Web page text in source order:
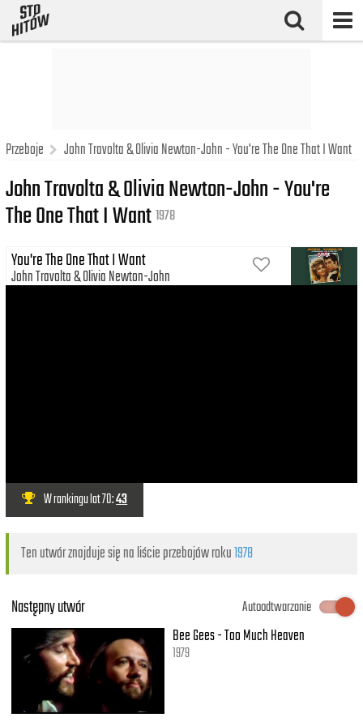
Przeboje John Travolta & Olivia Newton-John - You're The One That I Want
John Travolta & Olivia Newton-John - You're
The One That I Want1978
You're The One That I Want
John Travolta Olivia Newton-John
W rankingu lat 70:43
Ten utwór znajduje się na liście przebojów roku1978
Następny utwór
Autoodtwarzanie
Bee Gees - Too Much Heaven
1979